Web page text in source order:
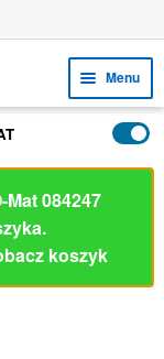
Menu
menu
menu
084247
koszyk